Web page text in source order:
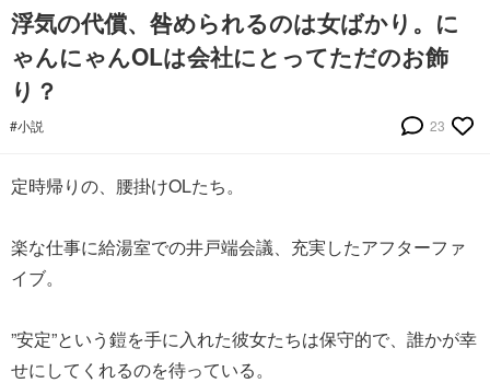
浮気の代償、咎められるのは女ばかり。に
ゃんにゃんOLは会社にとってただのお飾
り？
#小説 23
定時帰りの、腰掛けOLたち。
楽な仕事に給湯室での井戸端会議、充実したアフターファ
イブ。
”安定”という鎧を手に入れた彼女たちは保守的で、誰かが幸
せにしてくれるのを待っている。